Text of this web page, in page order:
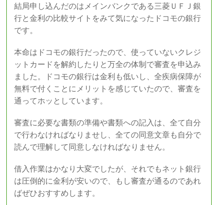
結局申し込んだのはメインバンクである三菱ＵＦＪ銀
行と金利の比較サイトをみて気になったドコモの銀行
です。
本命はドコモの銀行だったので、使っていないクレジ
ットカードを解約したりと万全の体制で審査を申込み
ました。ドコモの銀行は金利も低いし、全疾病保障が
無料で付くことにメリットを感じていたので、審査を
通ってホッとしています。
審査に必要な書類の準備や書類への記入は、全て自分
で行わなければなりませし、全ての同意文章も自分で
読んで理解して同意しなければなりません。
借入作業はかなり大変でしたが、それでもネット銀行
は圧倒的に金利が安いので、もし審査が通るのであれ
ばぜひおすすめします。